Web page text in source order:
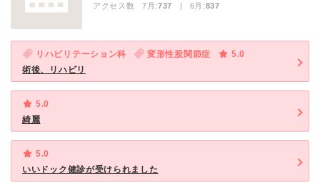
アクセス数 7月:737 | 6月:837
リハビリテーション科 変形性股関節症
5.0
術後、リハビリ
5.0
綺麗
5.0
いいドック健診が受けられました